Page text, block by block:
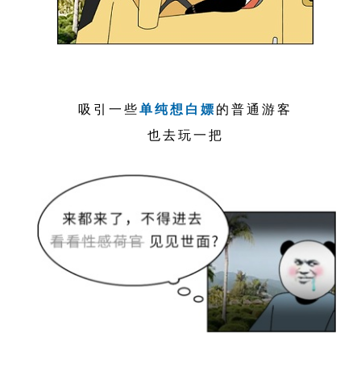
吸引一些单纯想白嫖的普通游客
也去玩一把